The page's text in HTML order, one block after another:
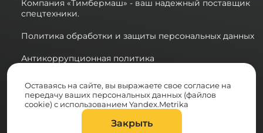
Компания «Тимбермаш» - ваш надежный поставщик
спецтехники.
Политика обработки и защиты персональных данных
Антикоррупционная политика
Сводная ведомость результатов проведения СОУТ в
2025 году
Разработка сайта:
Оставаясь на сайте, вы выражаете свое согласие на
передачу ваших персональных данных (файлов
cookie) с использованием Yandex.Metrika
Закрыть